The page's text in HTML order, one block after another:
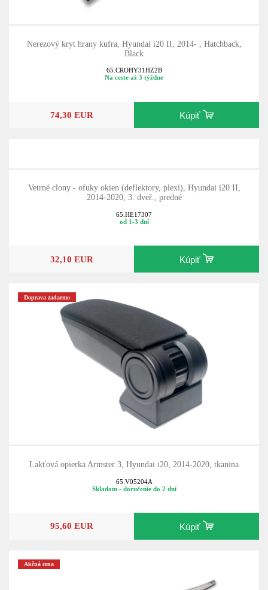
Nerezový kryt hrany kufra, Hyundai i20 II, 2014- , Hatchback,
Black
65.CROHY31HZ2B
Na ceste až 3 týždne
74,30 EUR Kúpiť
Vetrné clony - ofuky okien (deflektory, plexi), Hyundai i20 II,
2014-2020, 3. dveř., predné
65.HE17307
od 1-3 dní
32,10 EUR Kúpiť
Doprava zadarmo
Lakťová opierka Armster 3, Hyundai i20, 2014-2020, tkanina
65.V05204A
Skladom - doručenie do 2 dní
95,60 EUR Kúpiť
Akčná cena